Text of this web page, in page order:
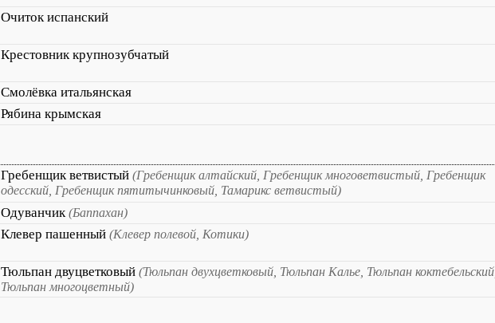
Очиток испанский
Крестовник крупнозубчатый
Смолёвка итальянская
Рябина крымская
Гребенщик ветвистый (Гребенщик алтайский, Гребенщик многоветвистый, Гребенщик
одесский, Гребенщик пятитычинковый, Тамарикс ветвистый)
Одуванчик(Баппахан)
Клевер пашенный (Клевер полевой, Котики)
Тюльпан двуцветковый (Тюльпан двухцветковый, Тюльпан Калье, Тюльпан коктебельский,
Тюльпан многоцветный)